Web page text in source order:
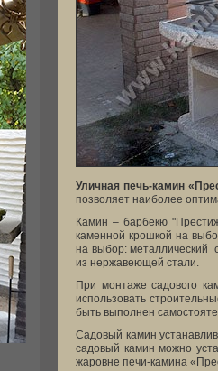
Уличная печь-камин
позволяет наиболее
Камин – барбекю
каменной крошкой на
на выбор: металлический
из нержавеющей стали.
При монтаже садового
использовать
быть выполнен
Садовый камин
садовый камин можно
жаровне печи-камина